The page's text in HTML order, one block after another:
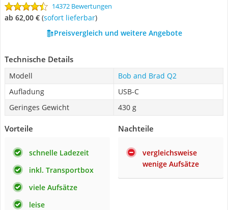
14372 Bewertungen
ab 62,00 € ( Sofort lieferbar)
Preisvergleich und weitere Angebote
Technische Details
Modell
Bob and Brad Q2
Aufladung
USB-C
Geringes Gewicht
430 g
Vorteile
schnelle Ladezeit
inkl. Transportbox
viele Aufsätze
leise
Nachteile
vergleichsweise
wenige Aufsätze